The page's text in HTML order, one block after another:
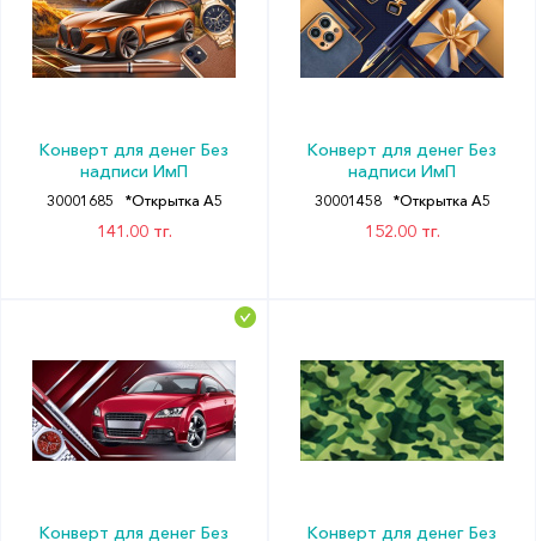
Конверт для денег Без
надписи ИмП
30001685 *Открытка А5
141.00 тг.
Конверт для денег Без
надписи ИмП
30001458 *Открытка А5
152.00 тг.
Конверт для денег Без Конверт для денег Без